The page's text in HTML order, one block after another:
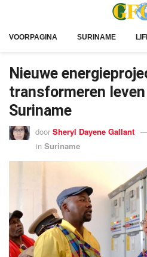
VOORPAGINA SURINAME
Nieuwe
transformeren
Suriname
door Sheryl Dayene Gallant
in Suriname